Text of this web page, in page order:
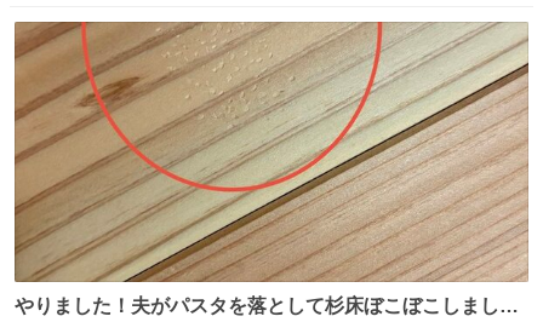
す。ちいかわ初心者向けです🖊
ト
数
数
やりました！夫がパスタを落として杉床ぼこぼこしまし